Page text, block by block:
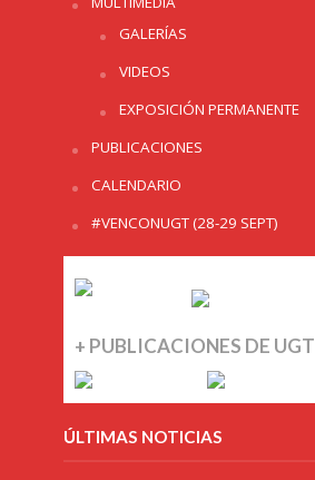
GALERÍAS
VIDEOS
EXPOSICIÓN PERMANENTE
PUBLICACIONES
CALENDARIO
#VENCONUGT (28-29 SEPT)
+ PUBLICACIONES DE UGT
ÚLTIMAS NOTICIAS